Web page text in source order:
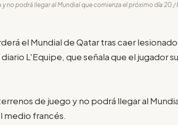
no podrá llegar al Mundial que comienza el próximo día 20 /
el Mundial de Qatar tras caer lesionado
L'Equipe, que señala que el jugador
de juego y no podrá llegar al
medio francés.